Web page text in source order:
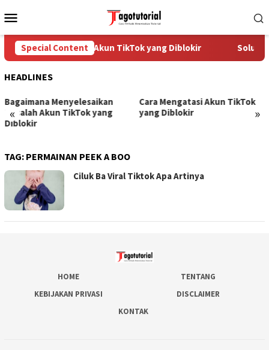
to
Menu
Special Content
Cara Mengatasi Akun TikTok yang Diblokir Solusi
HEADLINES
« »
Bagaimana Menyelesaikan
Masalah Akun TikTok yang
Diblokir
Cara Mengatasi Akun TikTok
yang Diblokir
TAG: PERMAINAN PEEK A BOO
Ciluk Ba Viral Tiktok Apa Artinya
HOME
TENTANG
KEBIJAKAN PRIVASI
DISCLAIMER
KONTAK